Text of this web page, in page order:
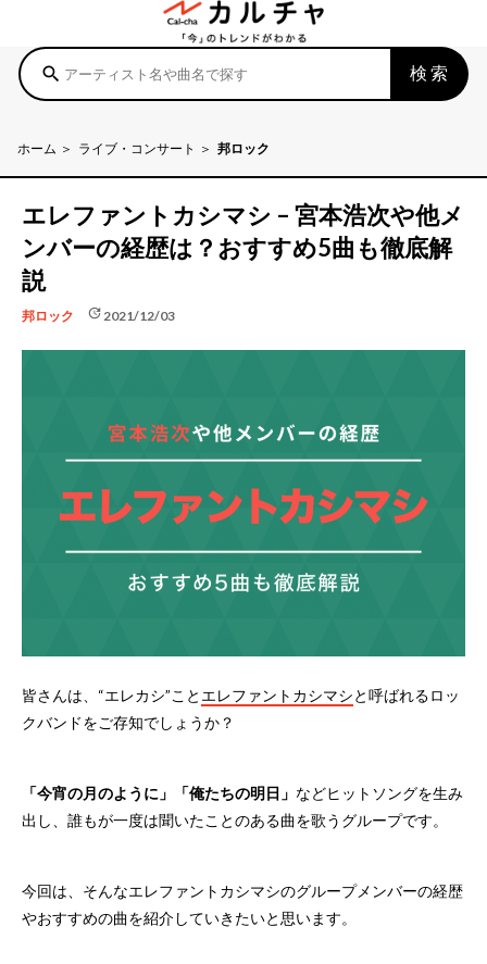
search 検索
ホーム ライブ・コンサート 邦ロック
エレファントカシマシ – 宮本浩次や他メ
ンバーの経歴は？おすすめ5曲も徹底解
説
邦ロック update 2021/12/03
皆さんは、“エレカシ”こと エレファントカシマシと呼ばれるロッ
クバンドをご存知でしょうか？
「今宵の月のように」「俺たちの明日」 などヒットソングを生み
出し、誰もが一度は聞いたことのある曲を歌うグループです。
今回は、そんなエレファントカシマシのグループメンバーの経歴
やおすすめの曲を紹介していきたいと思います。